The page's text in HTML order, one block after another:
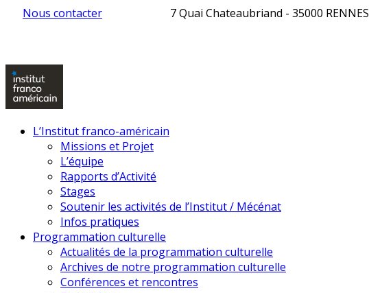
Nous contacter
7 Quai Chateaubriand - 35000 RENNES
L’Institut franco-américain
Missions et Projet
L’équipe
Rapports d’Activité
Stages
Soutenir les activités de l’Institut / Mécénat
Infos pratiques
Programmation culturelle
Actualités de la programmation culturelle
Archives de notre programmation culturelle
Conférences et rencontres